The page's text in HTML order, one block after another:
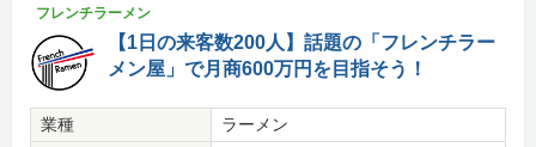
フレンチラーメン
【1日の来客数200人】話題の「フレンチラー
メン屋」で月商600万円を目指そう！
業種
ラーメン